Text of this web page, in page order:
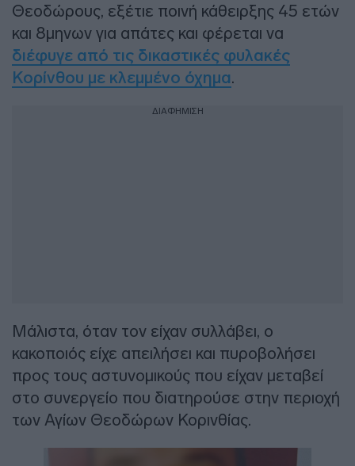
Θεοδώρους, εξέτιε ποινή κάθειρξης 45 ετών
και 8μηνων για απάτες και φέρεται να
διέφυγε από τις δικαστικές φυλακές
Κορίνθου με κλεμμένο όχημα.
ΔΙΑΦΗΜΙΣΗ
Μάλιστα, όταν τον είχαν συλλάβει, ο
κακοποιός είχε απειλήσει και πυροβολήσει
προς τους αστυνομικούς που είχαν μεταβεί
στο συνεργείο που διατηρούσε στην περιοχή
των Αγίων Θεοδώρων Κορινθίας.